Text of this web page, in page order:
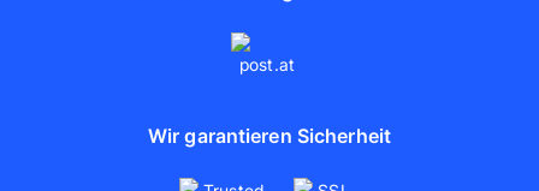
Wir garantieren Sicherheit